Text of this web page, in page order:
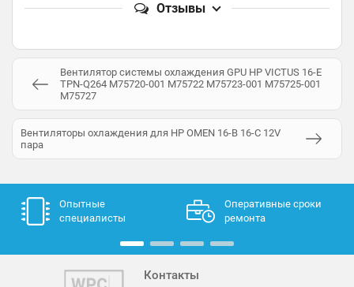
Отзывы
Вентилятор системы охлаждения GPU HP VICTUS 16-E
TPN-Q264 M75720-001 M75722 M75723-001 M75725-001
M75727
Вентиляторы охлаждения для HP OMEN 16-B 16-C 12V
пара
Опытные
специалисты
Оперативные сроки
ремонта
Контакты